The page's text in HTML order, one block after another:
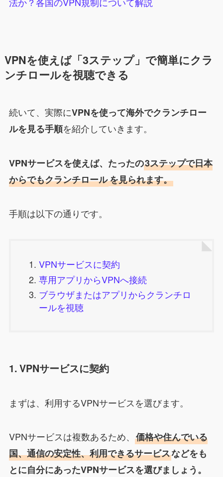
VPNを使えば「3ステップ」で簡単にクラ
ンチロールを視聴できる
続いて、実際にVPNを使って海外でクランチロー
ルを見る手順を紹介していきます。
VPNサービスを使えば、たったの3ステップで日本
からでもクランチロールを見られます。
手順は以下の通りです。
VPNサービスに契約
専用アプリからVPNへ接続
ブラウザまたはアプリからクランチロ
ールを視聴
1. VPNサービスに契約
まずは、利用するVPNサービスを選びます。
VPNサービスは複数あるため、 価格や住んでいる
国、通信の安定性、利用できるサービスなどをも
とに自分にあったVPNサービスを選びましょう。